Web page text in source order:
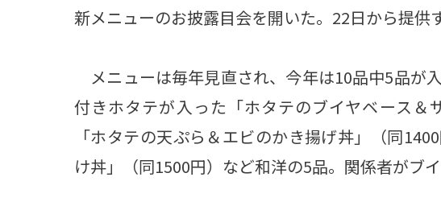
新メニューのお披露目会を開いた。22日から提供
メニューは毎年見直され、今年は10品中5品が
付きホタテが入った「ホタテのブイヤベース＆
「ホタテの天ぷら＆エビのかき揚げ丼」（同
け丼」（同1500円）など和洋の5品。関係者がブ